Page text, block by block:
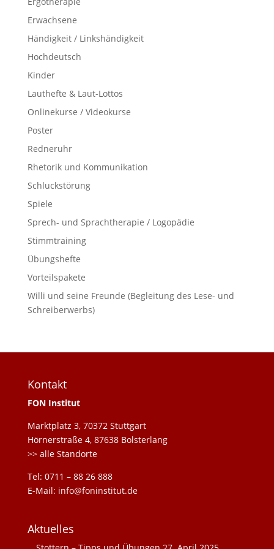
Erwachsene
Händigkeit / Linkshändigkeit
Hochdeutsch
Kinder
Lauthefte & Laut-Lottos
Onlinekurse / Videokurse
Poster
Redneruhr
Rhetorik und Kommunikation
Schluckstörung
Spiele
Sprech- und Sprachtherapie / Logopädie
Stimmtraining
Übungshefte
Vorteilspakete
Willi und seine Freunde (Begleitung des Lese- und
Schreiberwerbs)
Kontakt
FON Institut
Marktplatz 3, 70372 Stuttgart
Hörnerstraße 4, 87638 Bolsterlang
>> alle Standorte
Tel: 0711 – 88 26 888
E-Mail: info@foninstitut.de
Aktuelles